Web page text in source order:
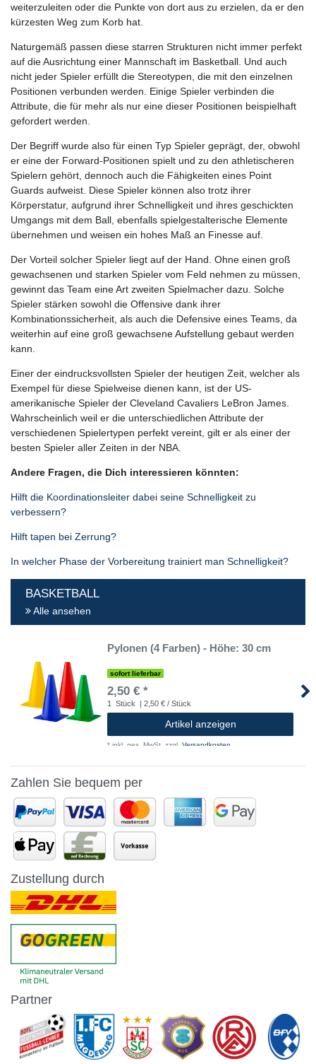
weiterzuleiten oder die Punkte von dort aus zu erzielen, da er den
kürzesten Weg zum Korb hat.
Naturgemäß passen diese starren Strukturen nicht immer perfekt
auf die Ausrichtung einer Mannschaft im Basketball. Und auch
nicht jeder Spieler erfüllt die Stereotypen, die mit den einzelnen
Positionen verbunden werden. Einige Spieler verbinden die
Attribute, die für mehr als nur eine dieser Positionen beispielhaft
gefordert werden.
Der Begriff wurde also für einen Typ Spieler geprägt, der, obwohl
er eine der Forward-Positionen spielt und zu den athletischeren
Spielern gehört, dennoch auch die Fähigkeiten eines Point
Guards aufweist. Diese Spieler können also trotz ihrer
Körperstatur, aufgrund ihrer Schnelligkeit und ihres geschickten
Umgangs mit dem Ball, ebenfalls spielgestalterische Elemente
übernehmen und weisen ein hohes Maß an Finesse auf.
Der Vorteil solcher Spieler liegt auf der Hand. Ohne einen groß
gewachsenen und starken Spieler vom Feld nehmen zu müssen,
gewinnt das Team eine Art zweiten Spielmacher dazu. Solche
Spieler stärken sowohl die Offensive dank ihrer
Kombinationssicherheit, als auch die Defensive eines Teams, da
weiterhin auf eine groß gewachsene Aufstellung gebaut werden
kann.
Einer der eindrucksvollsten Spieler der heutigen Zeit, welcher als
Exempel für diese Spielweise dienen kann, ist der US-
amerikanische Spieler der Cleveland Cavaliers LeBron James.
Wahrscheinlich weil er die unterschiedlichen Attribute der
verschiedenen Spielertypen perfekt vereint, gilt er als einer der
besten Spieler aller Zeiten in der NBA.
Andere Fragen, die Dich interessieren könnten:
Hilft die Koordinationsleiter dabei seine Schnelligkeit zu
verbessern?
Hilft tapen bei Zerrung?
In welcher Phase der Vorbereitung trainiert man Schnelligkeit?
BASKETBALL
Alle ansehen
Pylonen (4 Farben) - Höhe: 30 cm
sofort lieferbar
2,50 € *
1 Stück | 2,50 € / Stück
Artikel anzeigen
* inkl. ges. MwSt. zzgl. Versandkosten
Zahlen Sie bequem per
Zustellung durch
Partner